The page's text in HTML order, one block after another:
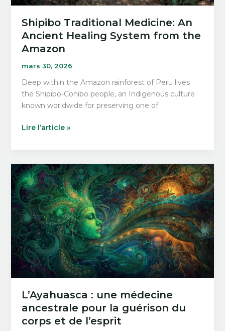
Shipibo Traditional Medicine: An
Ancient Healing System from the
Amazon
mars 30, 2026
Deep within the Amazon rainforest of Peru lives
the Shipibo-Conibo people, an Indigenous culture
known worldwide for preserving one of
Shipibo
Medicine:
An
Ancient
Healing
System
from
the
Amazon
Lire l’article »
L’Ayahuasca : une médecine
ancestrale pour la guérison du
corps et de l’esprit